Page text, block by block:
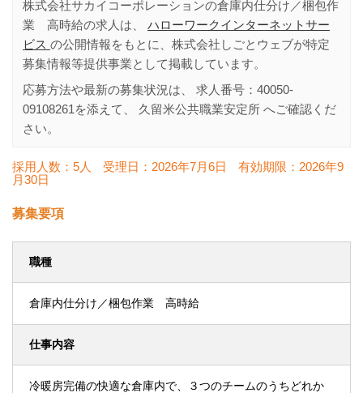
株式会社サカイコーポレーションの倉庫内仕分け／梱包作
業 高時給の求人は、 ハローワークインターネットサー
ビス の公開情報をもとに、株式会社しごとウェブが特定
募集情報等提供事業として掲載しています。
応募方法や最新の募集状況は、 求人番号： 40050-
09108261 を添えて、 久留米公共職業安定所 へご確認くだ
さい。
採用人数：5人 受理日： 2026年7月6日 有効期限： 2026年9
月30日
募集要項
職種
倉庫内仕分け／梱包作業 高時給
仕事内容
冷暖房完備の快適な倉庫内で、３つのチームのうちどれか